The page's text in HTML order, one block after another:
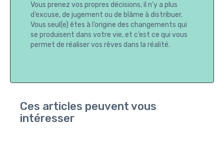
Vous prenez vos propres décisions, il n’y a plus
d’excuse, de jugement ou de blâme à distribuer.
Vous seul(e) êtes à l’origine des changements qui
se produisent dans votre vie, et c’est ce qui vous
permet de réaliser vos rêves dans la réalité.
Ces articles peuvent vous
intéresser